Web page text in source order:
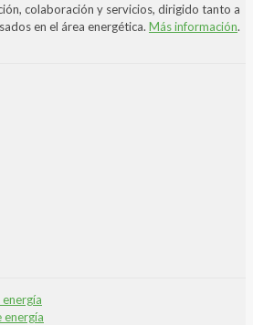
colaboración y servicios, dirigido tanto a
en el área energética. Más información.
energía